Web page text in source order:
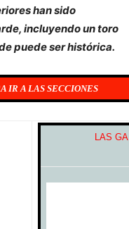
han sido
incluyendo un toro
puede ser histórica.
IR A LAS SECCIONES
LAS